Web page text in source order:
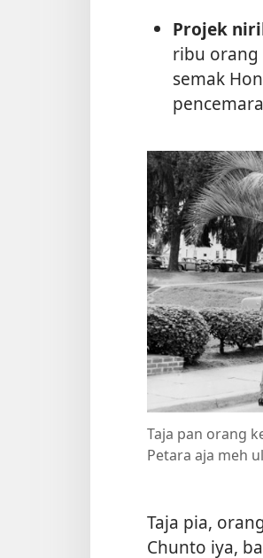
Projek
ribu orang
semak
Taja pan orang
Petara aja meh
Taja pia,
Chunto iya,